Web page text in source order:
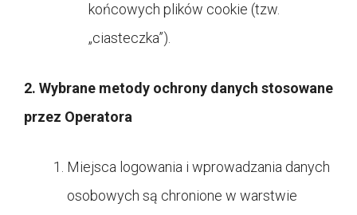
końcowych plików cookie (tzw.
„ciasteczka”).
2. Wybrane metody ochrony danych stosowane
przez Operatora
Miejsca logowania i wprowadzania danych
osobowych są chronione w warstwie